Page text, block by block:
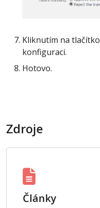
Kliknutím na tlačítko
konfiguraci.
Hotovo.
Zdroje
Články